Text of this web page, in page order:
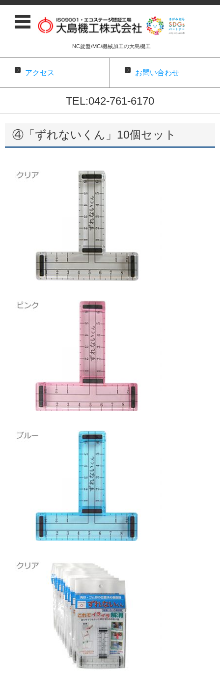
NC旋盤/MC/機械加工の大島機工
アクセス お問い合わせ
TEL:042-761-6170
コンテンツに移動
④「ずれないくん」10個セット